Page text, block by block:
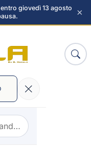
giovedì 13 agosto
×